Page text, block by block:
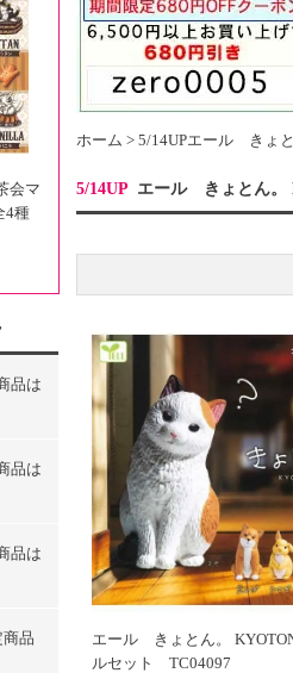
会マ
4種
品は
品は
品は
品
ホーム > 5/14UPエール きょ
5/14UP エール きょとん。
エール きょとん。
ルセット TC04097